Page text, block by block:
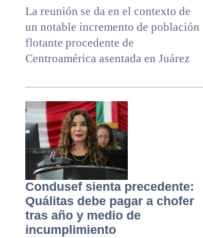
La reunión se da en el contexto de
un notable incremento de población
flotante procedente de
Centroamérica asentada en Juárez
Condusef sienta precedente:
Quálitas debe pagar a chofer
tras año y medio de
incumplimiento